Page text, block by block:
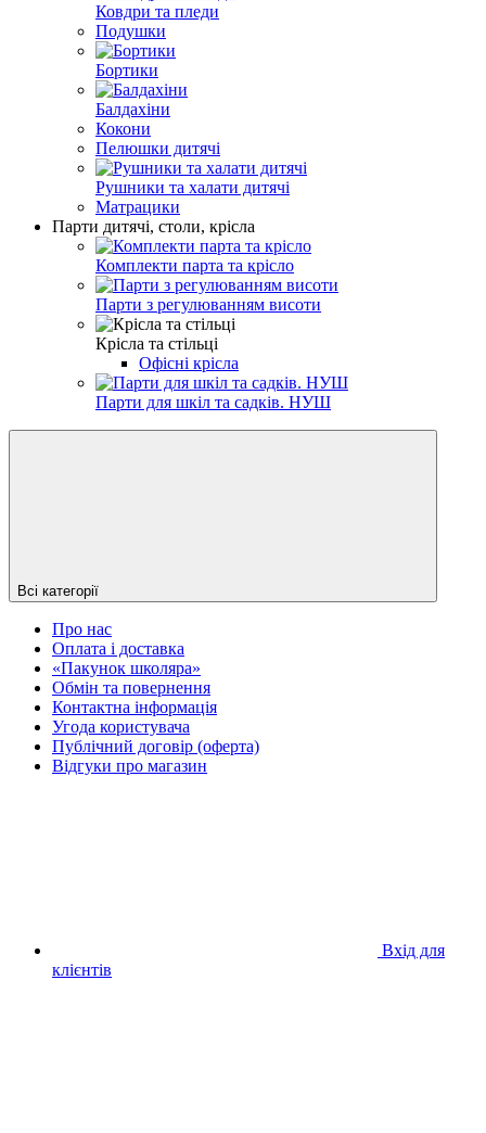
Ковдри та пледи
Подушки
Бортики
Балдахіни
Кокони
Пелюшки дитячі
Рушники та халати дитячі
Матрацики
Парти дитячі, столи, крісла
Комплекти парта та крісло
Парти з регулюванням висоти
Крісла та стільці
Офісні крісла
Парти для шкіл та садків. НУШ
Всі категорії
Про нас
Оплата і доставка
«Пакунок школяра»
Обмін та повернення
Контактна інформація
Угода користувача
Публічний договір (оферта)
Відгуки про магазин
Вхід для
клієнтів